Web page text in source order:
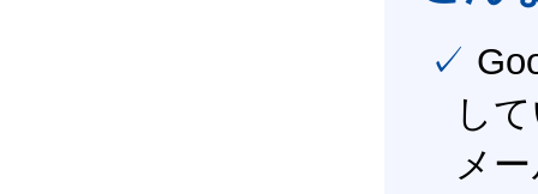
✓ Google Workspace（旧G Suite） を社内で導入
し
メ